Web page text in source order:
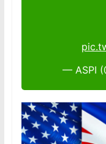
— ASPI